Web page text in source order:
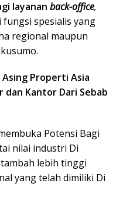
layanan back-office,
fungsi spesialis yang
regional maupun
Asing Properti Asia
Kantor Dari Sebab
Potensi Bagi
nilai industri Di
lebih tinggi
yang telah dimiliki Di